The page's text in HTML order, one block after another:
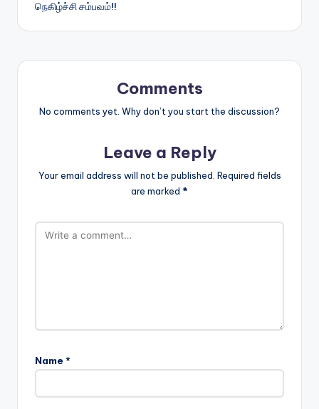
நெகிழ்ச்சி சம்பவம்!!
Comments
No comments yet. Why don’t you start the discussion?
Leave a Reply
Your email address will not be published. Required fields
are marked *
Name *